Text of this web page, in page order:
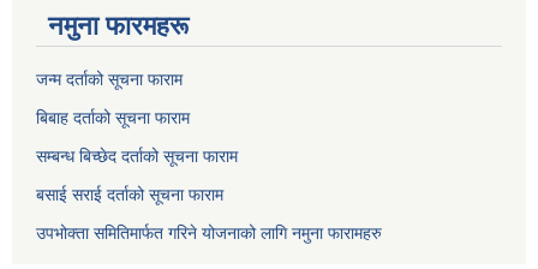
नमुना फारमहरू
जन्म दर्ताको सूचना फाराम
बिबाह दर्ताको सूचना फाराम
सम्बन्ध बिच्छेद दर्ताको सूचना फाराम
बसाई सराई दर्ताको सूचना फाराम
उपभोक्ता समितिमार्फत गरिने योजनाको लागि नमुना फारामहरु